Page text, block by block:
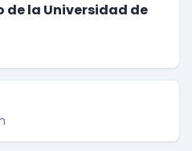
de la Universidad de